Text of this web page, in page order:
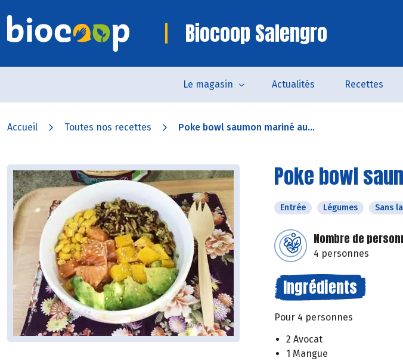
Biocoop Salengro
Le magasin Actualités Recettes
Accueil Toutes nos recettes Poke bowl saumon mariné au...
Poke bowl
Entrée Légumes Sans
Nombre de
4 personnes
Ingrédients
Pour 4 personnes
2 Avocat
1 Mangue